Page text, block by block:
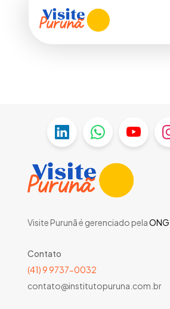
Visite Purunã é gerenciado pelaONG
Contato
(41) 9 9737-0032
contato@institutopuruna.com.br